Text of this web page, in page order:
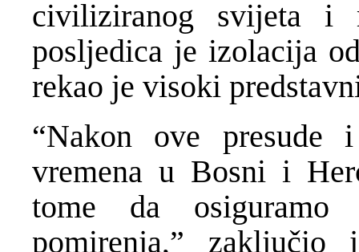
civiliziranog svijeta i
posljedica je izolacija
rekao je visoki
“Nakon ove presude
vremena u Bosni i
tome da
pomirenja,”